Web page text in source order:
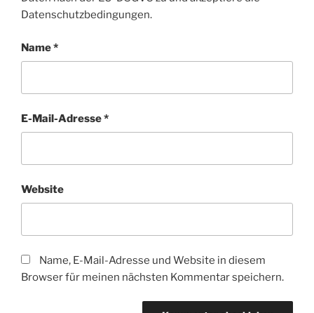
Datenschutzbedingungen.
Name*
E-Mail-Adresse*
Website
Name, E-Mail-Adresse und Website in diesem
Browser für meinen nächsten Kommentar speichern.